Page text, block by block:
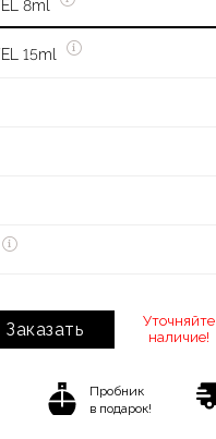
8ml
15ml
Заказать
Уточняйте
наличие!
Пробник
в подарок!